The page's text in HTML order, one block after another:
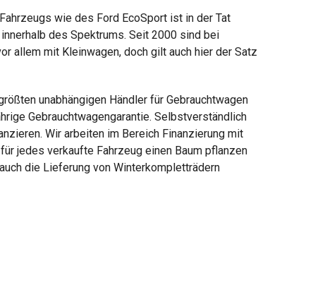
wie des Ford EcoSport ist in der Tat
des Spektrums. Seit 2000 sind bei
allem mit Kleinwagen, doch gilt auch hier der Satz
unabhängigen Händler für Gebrauchtwagen
Gebrauchtwagengarantie. Selbstverständlich
Wir arbeiten im Bereich Finanzierung mit
jedes verkaufte Fahrzeug einen Baum pflanzen
die Lieferung von Winterkompletträdern